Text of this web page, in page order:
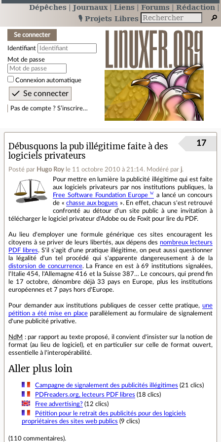
Dépêches Journaux Liens Forums
Rédaction
🎙️ Projets Libres
Se connecter
Identifiant
Mot de passe
Connexion automatique
Pas de compte ? S’inscrire…
Débusquons la pub illégitime faite à des
logiciels privateurs
Posté par Hugo Roy le 11 octobre 2010 à 21:14. Modéré par j.
17
Pour mettre en lumière la publicité illégitime qui est faite
aux logiciels privateurs par nos institutions publiques, la
Free Software Foundation Europe
a lancé un concours
de « chasse aux bogues ». En effet, chacun s'est retrouvé
confronté au détour d'un site public à une invitation à
télécharger le logiciel privateur d'Adobe ou de Foxit pour lire du PDF.
Au lieu d'employer une formule générique ces sites encouragent les
citoyens à se priver de leurs libertés, aux dépens des nombreux lecteurs
PDF libres. S'il s'agit d'une pratique illégitime, on peut aussi questionner
la légalité d'un tel procédé qui s'apparente dangereusement à de la
distorsion de concurrence. La France en est à 69 institutions signalées,
l'Italie 454, l'Allemagne 416 et la Suisse 387… Le concours, qui prend fin
le 17 octobre, dénombre déjà 33 pays en Europe, plus les institutions
européennes et 7 pays hors d'Europe.
Pour demander aux institutions publiques de cesser cette pratique, une
pétition a été mise en placeparallèlement au formulaire de signalement
d'une publicité privative.
NdM : par rapport au texte proposé, il convient d'insister sur la notion de
format (au lieu de logiciel), et en particulier sur celle de format ouvert,
essentielle à l'interopérabilité.
Aller plus loin
Campagne de signalement des publicités illégitimes (21 clics)
PDFreaders.org, lecteurs PDF libres (18 clics)
Free advertising?(12 clics)
Pétition pour le retrait des publicités pour des logiciels
propriétaires des sites web publics (9 clics)
(110 commentaires).